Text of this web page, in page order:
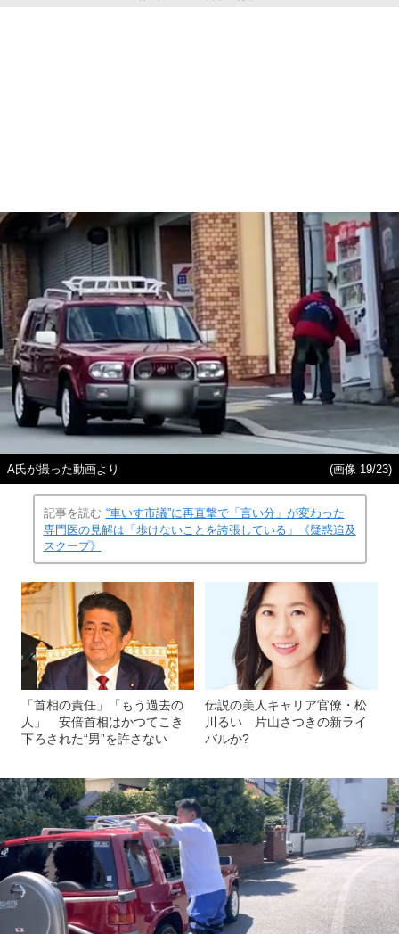
A氏が撮った動画より (画像 19/23)
記事を読む “車いす市議”に再直撃で「言い分」が変わった
専門医の見解は「歩けないことを誇張している」《疑惑追及
スクープ》
「首相の責任」「もう過去の
人」 安倍首相はかつてこき
下ろされた“男”を許さない
伝説の美人キャリア官僚・松
川るい 片山さつきの新ライ
バルか?